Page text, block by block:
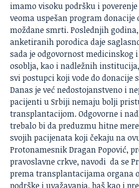
imamo visoku podršku i
veoma uspešan program donacije
moždane smrti. Poslednjih
anketiranih porodica daje
sada je odgovornost medicinskog
osoblja, kao i nadležnih institucija,
svi postupci koji vode do donacije
Danas je već nedostojanstveno i
pacijenti u Srbiji nemaju bolji
transplantacijom. Odgovorne i
trebalo bi da preduzmu hitne
svojih pacijenata koji čekaju na
Protonamesnik Dragan Popović,
pravoslavne crkve, navodi da se
prema transplantacijama organa
podrške i uvažavanja, baš kao i